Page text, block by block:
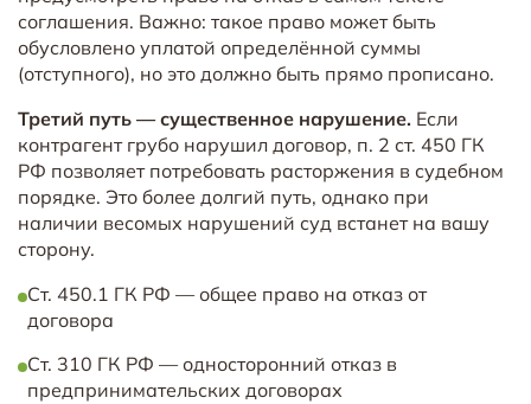
соглашения. Важно: такое право может быть
обусловлено уплатой определённой суммы
(отступного), но это должно быть прямо прописано.
Третий путь — существенное нарушение. Если
контрагент грубо нарушил договор, п. 2 ст. 450 ГК
РФ позволяет потребовать расторжения в судебном
порядке. Это более долгий путь, однако при
наличии весомых нарушений суд встанет на вашу
сторону.
Ст. 450.1 ГК РФ — общее право на отказ от
договора
Ст. 310 ГК РФ — односторонний отказ в
предпринимательских договорах